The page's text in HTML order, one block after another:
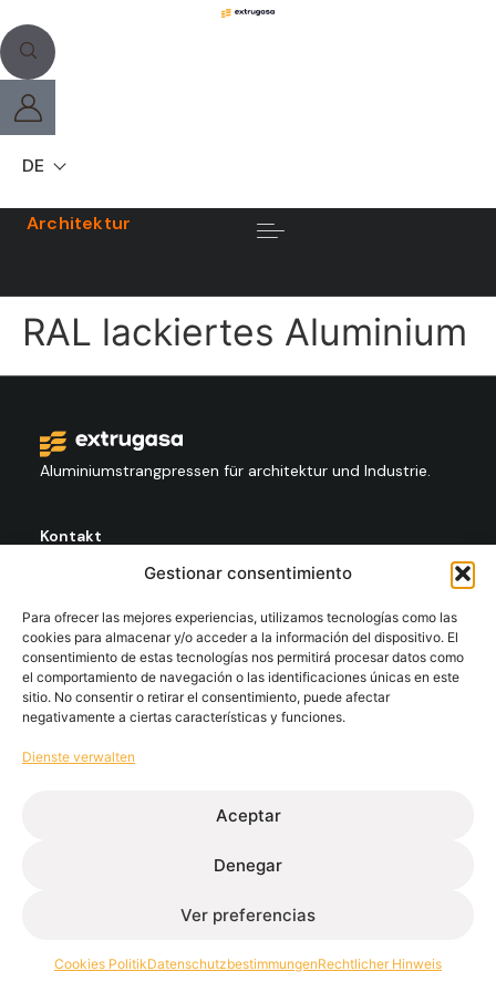
Gestionar consentimiento
Para ofrecer las mejores experiencias, utilizamos tecnologías como las
cookies para almacenar y/o acceder a la información del dispositivo. El
consentimiento de estas tecnologías nos permitirá procesar datos como
el comportamiento de navegación o las identificaciones únicas en este
sitio. No consentir o retirar el consentimiento, puede afectar
negativamente a ciertas características y funciones.
Dienste verwalten
Aceptar
Denegar
Ver preferencias
Cookies PolitikDatenschutzbestimmungenRechtlicher Hinweis
DE
Architektur
RAL lackiertes Aluminium
Aluminiumstrangpressen für architektur und Industrie.
Kontakt
Folgen Sie Us:
ExtrugasaIndustryExtrugasaArchitecture
Datenschutzbestimmungen